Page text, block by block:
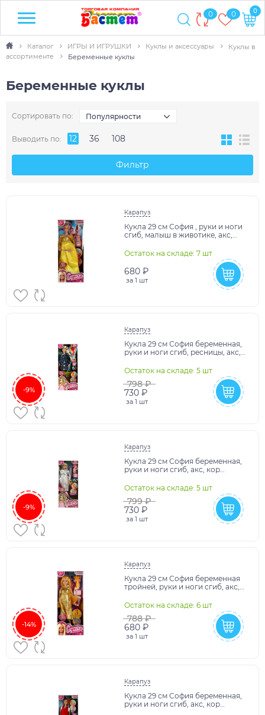
0 0 0
Каталог ИГРЫ И ИГРУШКИ Куклы и аксессуары
Куклы в
ассортименте
Беременные куклы
Беременные куклы
Сортировать по: Популярности
Выводить по: 12 36 108
Фильтр
Карапуз
Кукла 29 см София , руки и ноги
сгиб, малыш в животике, акс,
Остаток на складе: 7 шт
680 ₽
за 1 шт
-9%
Карапуз
Кукла 29 см София беременная,
руки и ноги сгиб, ресницы, акс,
Остаток на складе: 5 шт
798 ₽
730 ₽
за 1 шт
-9%
Карапуз
Кукла 29 см София беременная,
руки и ноги сгиб, акс, кор
Остаток на складе: 5 шт
799 ₽
730 ₽
за 1 шт
-14%
Карапуз
Кукла 29 см София беременная
тройней, руки и ноги сгиб, акс,
Остаток на складе: 6 шт
788 ₽
680 ₽
за 1 шт
Карапуз
Кукла 29 см София беременная,
руки и ноги сгиб, акс, кор